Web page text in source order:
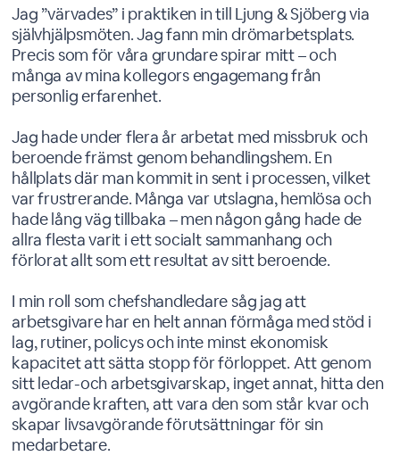
Jag ”värvades” i praktiken in till Ljung & Sjöberg via
självhjälpsmöten. Jag fann min drömarbetsplats.
Precis som för våra grundare spirar mitt – och
många av mina kollegors engagemang från
personlig erfarenhet.
Jag hade under flera år arbetat med missbruk och
beroende främst genom behandlingshem. En
hållplats där man kommit in sent i processen, vilket
var frustrerande. Många var utslagna, hemlösa och
hade lång väg tillbaka – men någon gång hade de
allra flesta varit i ett socialt sammanhang och
förlorat allt som ett resultat av sitt beroende.
I min roll som chefshandledare såg jag att
arbetsgivare har en helt annan förmåga med stöd i
lag, rutiner, policys och inte minst ekonomisk
kapacitet att sätta stopp för förloppet. Att genom
sitt ledar-och arbetsgivarskap, inget annat, hitta den
avgörande kraften, att vara den som står kvar och
skapar livsavgörande förutsättningar för sin
medarbetare.